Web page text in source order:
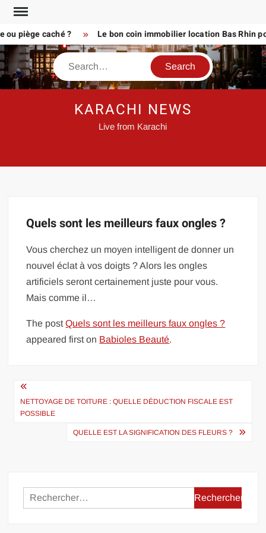
Skip
contentpiège caché ? Le bon coin immobilier location Bas Rhin
Search
KARACHI NEWS
Live from Karachi
Quels sont les meilleurs faux ongles ?
Vous cherchez un moyen intelligent de donner un
nouvel éclat à vos doigts ? Alors les ongles
artificiels seront certainement juste pour vous.
Mais comme il…
The postQuels sont les meilleurs faux ongles ?
appeared first on Babioles Beauté.
Navigation
de
NETTOYAGE DE TOITURE : QUELLE DÉDUCTION FISCALE EST
POSSIBLE
QUELLE EST LA SIGNIFICATION DES FLEURS ?
Rechercher :